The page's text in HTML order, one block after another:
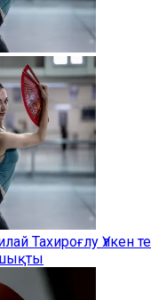
Тахироғлу Үлкен